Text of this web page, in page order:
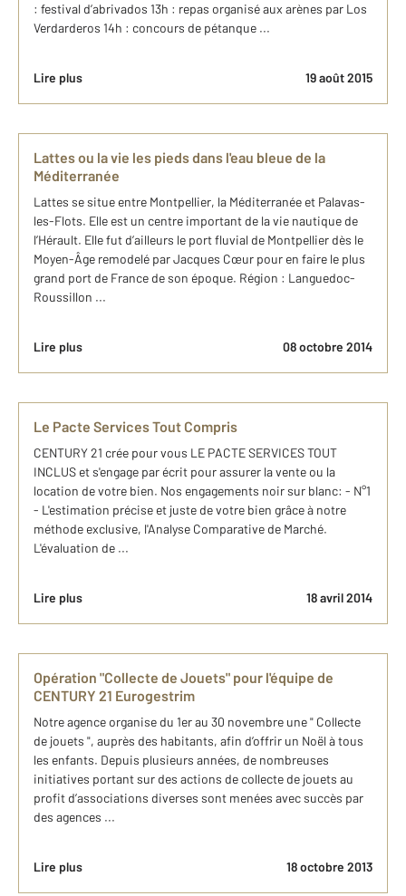
: festival d’abrivados 13h : repas organisé aux arènes par Los
Verdarderos 14h : concours de pétanque ...
Lire plus 19 août 2015
Lattes ou la vie les pieds dans l'eau bleue de la
Méditerranée
Lattes se situe entre Montpellier, la Méditerranée et Palavas-
les-Flots. Elle est un centre important de la vie nautique de
l’Hérault. Elle fut d’ailleurs le port fluvial de Montpellier dès le
Moyen-Âge remodelé par Jacques Cœur pour en faire le plus
grand port de France de son époque. Région : Languedoc-
Roussillon ...
Lire plus 08 octobre 2014
Le Pacte Services Tout Compris
CENTURY 21 crée pour vous LE PACTE SERVICES TOUT
INCLUS et s'engage par écrit pour assurer la vente ou la
location de votre bien. Nos engagements noir sur blanc: - N°1
- L'estimation précise et juste de votre bien grâce à notre
méthode exclusive, l'Analyse Comparative de Marché.
L'évaluation de ...
Lire plus 18 avril 2014
Opération "Collecte de Jouets" pour l'équipe de
CENTURY 21 Eurogestrim
Notre agence organise du 1er au 30 novembre une " Collecte
de jouets ", auprès des habitants, afin d’offrir un Noël à tous
les enfants. Depuis plusieurs années, de nombreuses
initiatives portant sur des actions de collecte de jouets au
profit d’associations diverses sont menées avec succès par
des agences ...
Lire plus 18 octobre 2013